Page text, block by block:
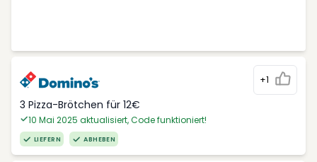
+1
3 Pizza-Brötchen für 12€
10 Mai 2025 aktualisiert, Code funktioniert!
LIEFERN ABHEBEN